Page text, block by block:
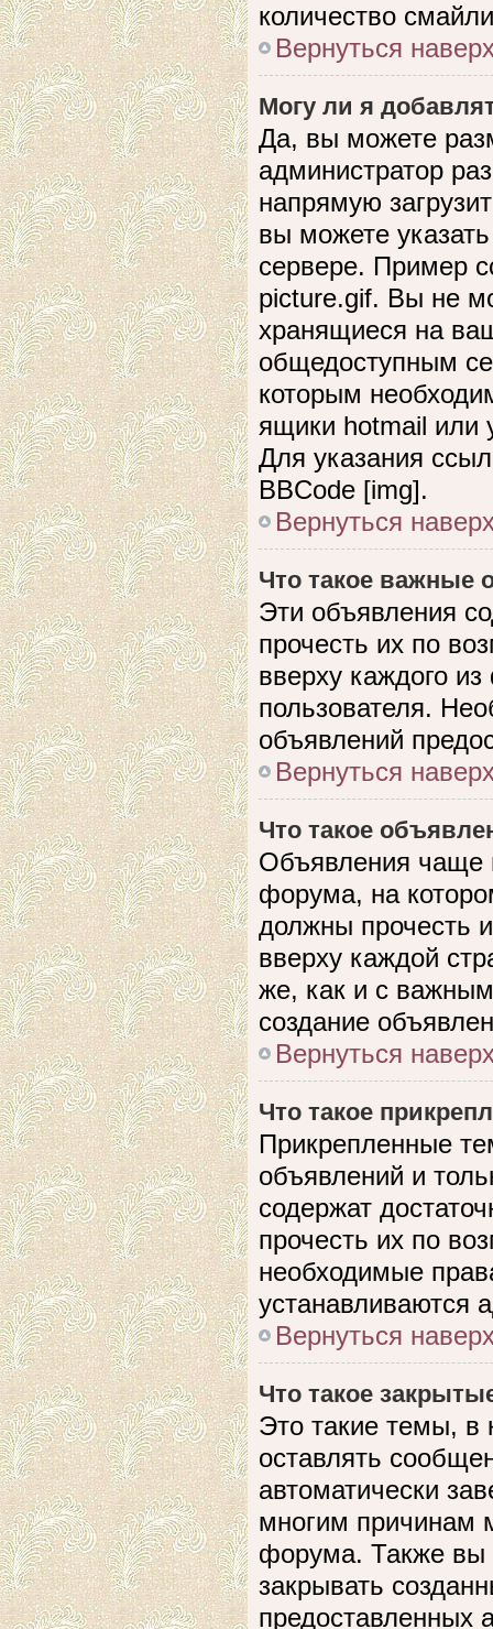
количество
Вернуться
Могу ли я
Да, вы можете
администратор
напрямую
вы можете
сервере. Пример
picture.gif. Вы не
хранящиеся на
общедоступным
которым
ящики hotmail или
Для указания
BBCode [img].
Вернуться
Что такое важные
Эти объявления
прочесть их по
вверху каждого
пользователя.
объявлений
Вернуться
Что такое
Объявления чаще
форума, на
должны прочесть
вверху каждой
же, как и с
создание
Вернуться
Что такое
Прикрепленные
объявлений и
содержат
прочесть их по
необходимые
устанавливаются
Вернуться
Что такое
Это такие темы, в
оставлять
автоматически
многим причинам
форума. Также вы
закрывать
предоставленных